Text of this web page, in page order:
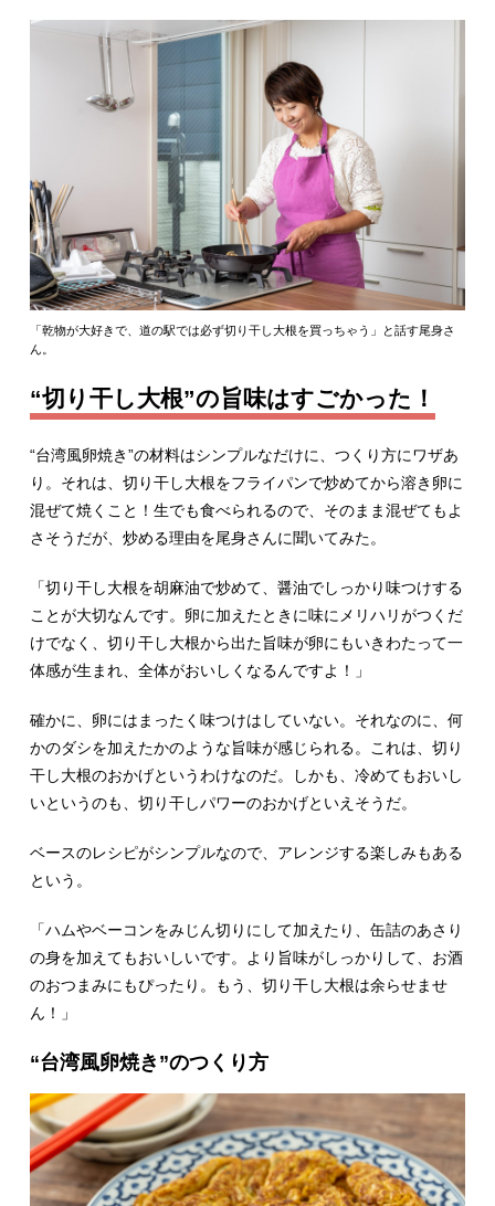
「乾物が大好きで、道の駅では必ず切り干し大根を買っちゃう」と話す尾身さ
ん。
“切り干し大根”の旨味はすごかった！
“台湾風卵焼き”の材料はシンプルなだけに、つくり方にワザあ
り。それは、切り干し大根をフライパンで炒めてから溶き卵に
混ぜて焼くこと！生でも食べられるので、そのまま混ぜてもよ
さそうだが、炒める理由を尾身さんに聞いてみた。
「切り干し大根を胡麻油で炒めて、醤油でしっかり味つけする
ことが大切なんです。卵に加えたときに味にメリハリがつくだ
けでなく、切り干し大根から出た旨味が卵にもいきわたって一
体感が生まれ、全体がおいしくなるんですよ！」
確かに、卵にはまったく味つけはしていない。それなのに、何
かのダシを加えたかのような旨味が感じられる。これは、切り
干し大根のおかげというわけなのだ。しかも、冷めてもおいし
いというのも、切り干しパワーのおかげといえそうだ。
ベースのレシピがシンプルなので、アレンジする楽しみもある
という。
「ハムやベーコンをみじん切りにして加えたり、缶詰のあさり
の身を加えてもおいしいです。より旨味がしっかりして、お酒
のおつまみにもぴったり。もう、切り干し大根は余らせませ
ん！」
“台湾風卵焼き”のつくり方